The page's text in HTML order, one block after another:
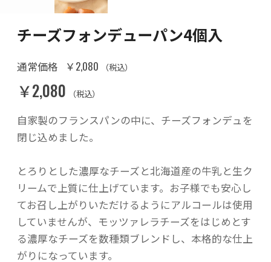
チーズフォンデューパン4個入
通常価格 ￥2,080 （税込）
￥2,080 （税込）
自家製のフランスパンの中に、チーズフォンデュを
閉じ込めました。
とろりとした濃厚なチーズと北海道産の牛乳と生ク
リームで上質に仕上げています。お子様でも安心し
てお召し上がりいただけるようにアルコールは使用
していませんが、モッツァレラチーズをはじめとす
る濃厚なチーズを数種類ブレンドし、本格的な仕上
がりになっています。